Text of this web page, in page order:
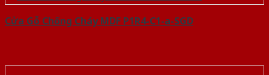
Cửa Gỗ Chống Cháy MDF P1R4-C1-a-SGD